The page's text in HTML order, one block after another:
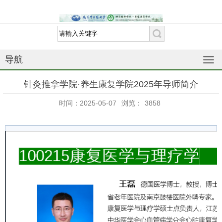
导航
针灸推拿学院·养生康复学院2025年导师简介
时间：2025-05-07 浏览： 3858